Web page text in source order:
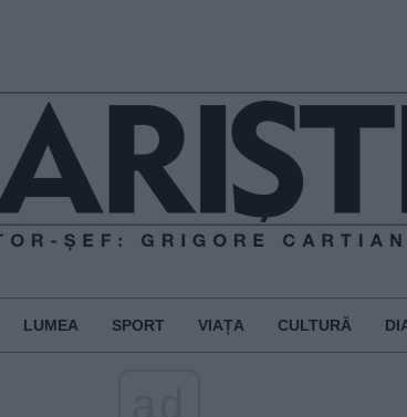
LUMEA SPORT VIAȚA CULTURĂ